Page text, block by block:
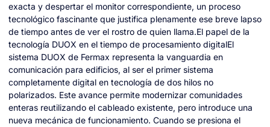
exacta y despertar el monitor correspondiente, un proceso
tecnológico fascinante que justifica plenamente ese breve lapso
de tiempo antes de ver el rostro de quien llama.El papel de la
tecnología DUOX en el tiempo de procesamiento digitalEl
sistema DUOX de Fermax representa la vanguardia en
comunicación para edificios, al ser el primer sistema
completamente digital en tecnología de dos hilos no
polarizados. Este avance permite modernizar comunidades
enteras reutilizando el cableado existente, pero introduce una
nueva mecánica de funcionamiento. Cuando se presiona el